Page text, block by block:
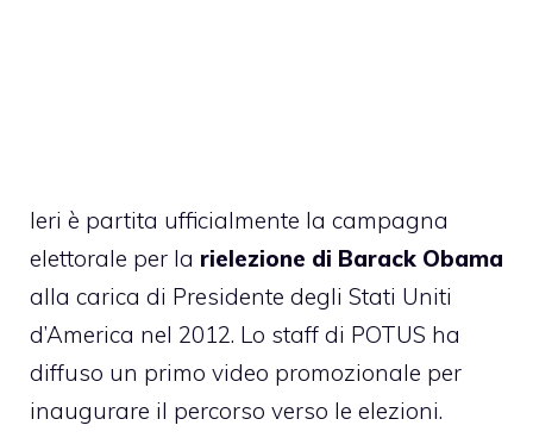
Ieri è partita ufficialmente la campagna
elettorale per la rielezione di Barack Obama
alla carica di Presidente degli Stati Uniti
d’America nel 2012. Lo staff di POTUS ha
diffuso un primo video promozionale per
inaugurare il percorso verso le elezioni.